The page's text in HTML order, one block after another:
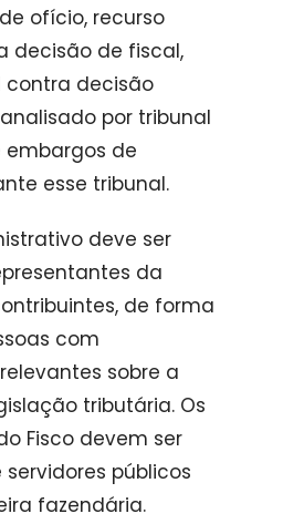
ofício, recurso
decisão de fiscal,
contra decisão
por tribunal
de
esse tribunal.
deve ser
da
de forma
com
sobre a
tributária. Os
Fisco devem ser
públicos
fazendária.